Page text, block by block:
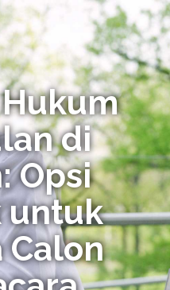
di
Opsi
untuk
Calon